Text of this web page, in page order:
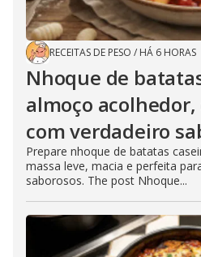
RECEITAS DE PESO / HÁ 6 HORAS
Nhoque de
almoço
com verdadeiro
Prepare nhoque de batatas
massa leve, macia e perfeita
saborosos. The post Nhoque...